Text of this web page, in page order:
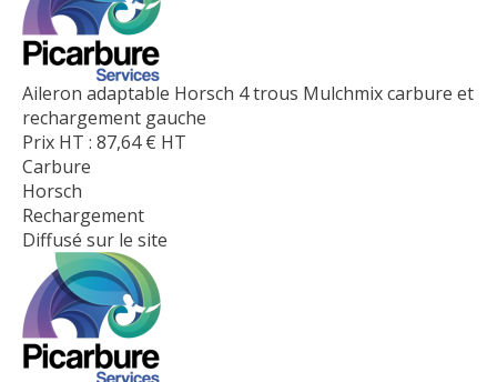
Aileron adaptable Horsch 4 trous Mulchmix carbure et
rechargement gauche
Prix HT : 87,64€ HT
Carbure
Horsch
Rechargement
Diffusé sur le site